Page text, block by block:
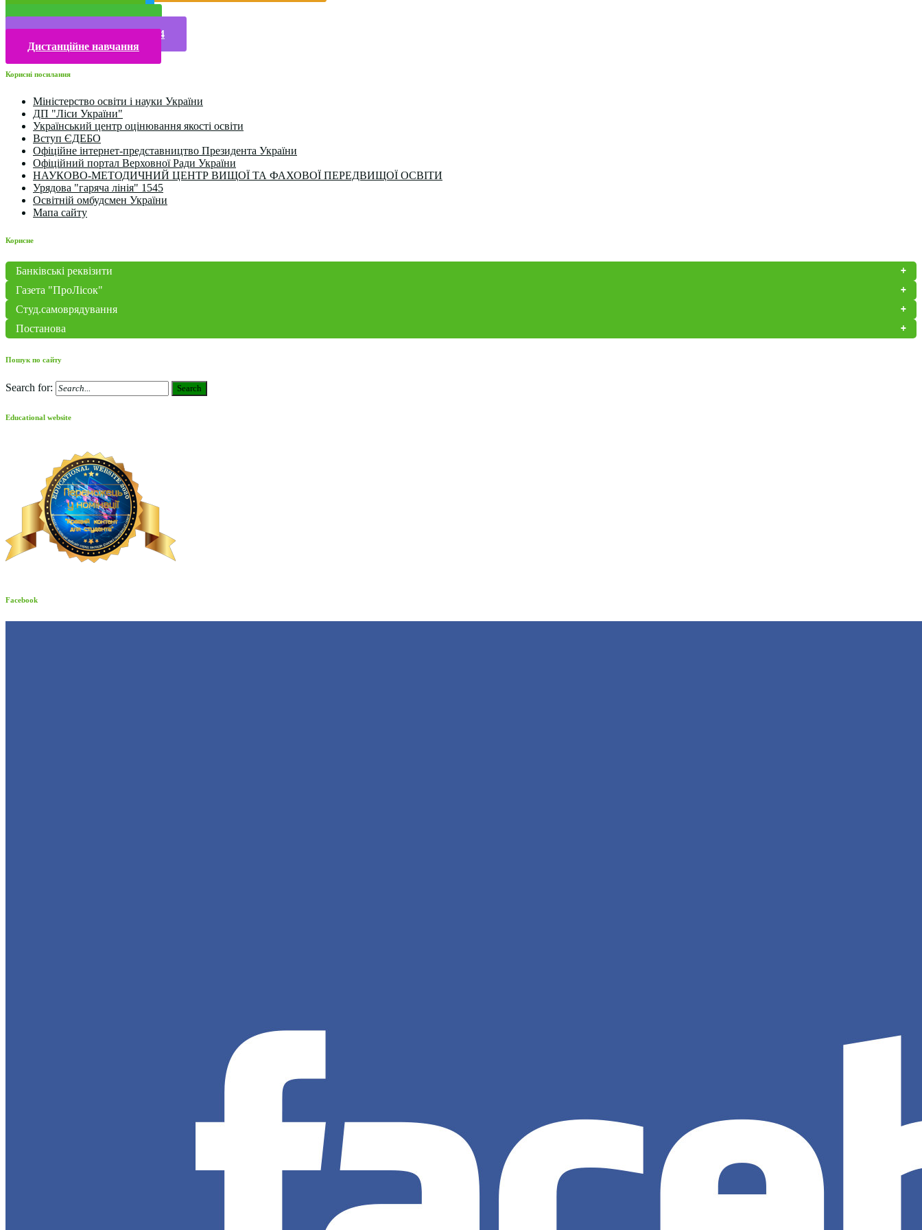
Конкурси та олімпіади 2024
Дистанційне навчання
Корисні посилання
Міністерство освіти і науки України
ДП "Ліси України"
Український центр оцінювання якості освіти
Вступ ЄДЕБО
Офіційне інтернет-представництво Президента України
Офіційний портал Верховної Ради України
НАУКОВО-МЕТОДИЧНИЙ ЦЕНТР ВИЩОЇ ТА ФАХОВОЇ ПЕРЕДВИЩОЇ ОСВІТИ
Урядова "гаряча лінія" 1545
Освітній омбудсмен України
Мапа сайту
Корисне
Банківські реквізити
Газета "ПроЛісок"
Студ.самоврядування
Постанова
Пошук по сайту
Search for: Search
Educational website
Facebook